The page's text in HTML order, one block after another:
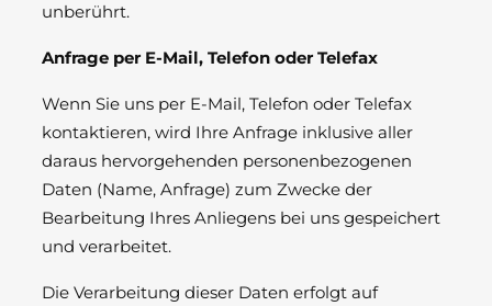
unberührt.
Anfrage per E-Mail, Telefon oder Telefax
Wenn Sie uns per E-Mail, Telefon oder Telefax
kontaktieren, wird Ihre Anfrage inklusive aller
daraus hervorgehenden personenbezogenen
Daten (Name, Anfrage) zum Zwecke der
Bearbeitung Ihres Anliegens bei uns gespeichert
und verarbeitet.
Die Verarbeitung dieser Daten erfolgt auf